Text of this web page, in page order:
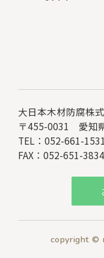
大日本木材防腐株
〒455-0031 愛知
TEL：052-661-
FAX：052-651-3834
copyright ©